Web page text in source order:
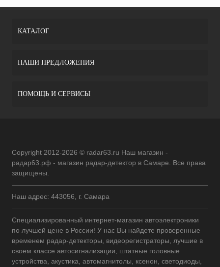
КАТАЛОГ
НАШИ ПРЕДЛОЖЕНИЯ
ПОМОЩЬ И СЕРВИСЫ
Copyright 2012-2026 © radar63.ru Наш магазин -
радар63.рф - магазин радар-детектор в Самаре. Все права
защищены.
Наш адрес: 443056, г. Самара
Специализированный интернет-магазин автоэлектроники
по лучшей цене в России! У нас Вы найдете проверенные
временем радар-детекторы, видеорегистраторы, лучшие в
своем классе автосигнализации, штатные головные
устройства, акустика, автомагнитолы, ксенон, светодиоды,